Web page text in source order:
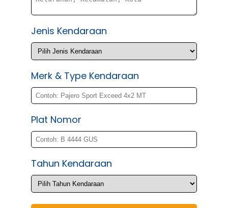
Jenis Kendaraan
Merk & Type Kendaraan
Plat Nomor
Tahun Kendaraan